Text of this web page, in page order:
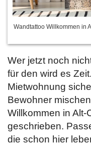
Wandtattoo Willkommen in
Wer jetzt noch
für den wird es
Mietwohnung
Bewohner
Willkommen in Alt-
geschrieben.
die schon hier